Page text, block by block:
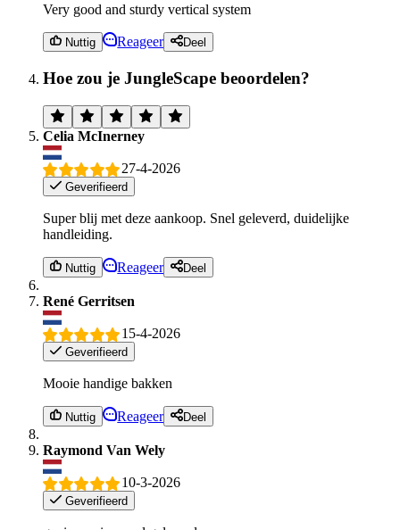
Very good and sturdy vertical system
Nuttig Reageer Deel
Hoe zou je JungleScape beoordelen?
Celia McInerney
27-4-2026
Geverifieerd
Super blij met deze aankoop. Snel geleverd, duidelijke
handleiding.
Nuttig Reageer Deel
René Gerritsen
15-4-2026
Geverifieerd
Mooie handige bakken
Nuttig Reageer Deel
Raymond Van Wely
10-3-2026
Geverifieerd